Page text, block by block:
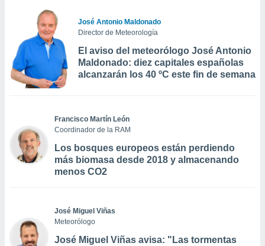
José Antonio Maldonado
Director de Meteorología
El aviso del meteorólogo José Antonio
Maldonado: diez capitales españolas
alcanzarán los 40 ºC este fin de semana
Francisco Martín León
Coordinador de la RAM
Los bosques europeos están perdiendo
más biomasa desde 2018 y almacenando
menos CO2
José Miguel Viñas
Meteorólogo
José Miguel Viñas avisa: "Las tormentas